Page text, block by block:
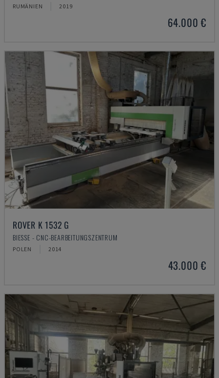
RUMÄNIEN 2019
64.000 €
ROVER K 1532 G
BIESSE - CNC-BEARBEITUNGSZENTRUM
POLEN 2014
43.000 €